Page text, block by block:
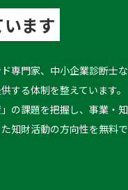
ます
専門家、中小企業診断士な
する体制を整えています。
の課題を把握し、事業・知
知財活動の方向性を無料で